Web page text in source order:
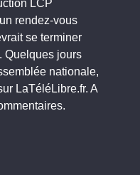
LCP
rendez-vous
se terminer
Quelques jours
nationale,
LaTéléLibre.fr. A